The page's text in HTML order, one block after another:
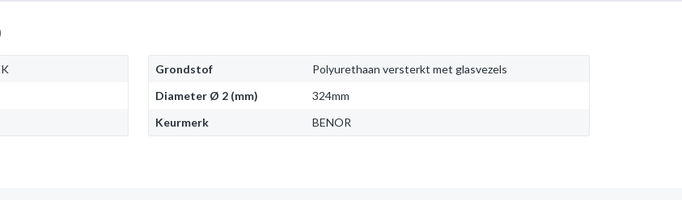
Grondstof
Polyurethaan versterkt met glasvezels
Diameter Ø 2 (mm)
324mm
Keurmerk
BENOR